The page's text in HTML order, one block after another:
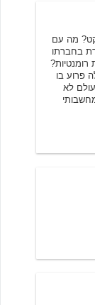
מה עם
בחברתו
רומנטיות?
פרוע בו
לא